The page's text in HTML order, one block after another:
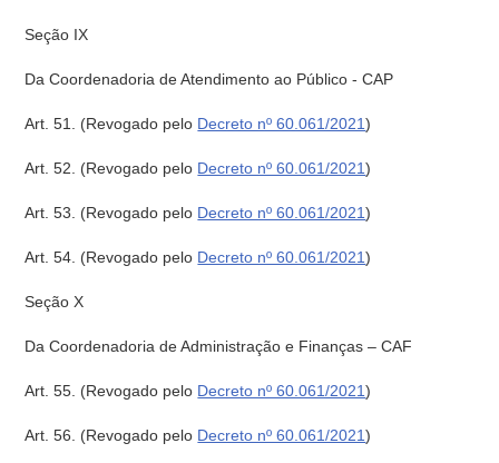
Seção IX
Da Coordenadoria de Atendimento ao Público - CAP
Art. 51. (Revogado pelo Decreto nº 60.061/2021)
Art. 52. (Revogado pelo Decreto nº 60.061/2021)
Art. 53. (Revogado pelo Decreto nº 60.061/2021)
Art. 54. (Revogado pelo Decreto nº 60.061/2021)
Seção X
Da Coordenadoria de Administração e Finanças – CAF
Art. 55. (Revogado pelo Decreto nº 60.061/2021)
Art. 56. (Revogado pelo Decreto nº 60.061/2021)